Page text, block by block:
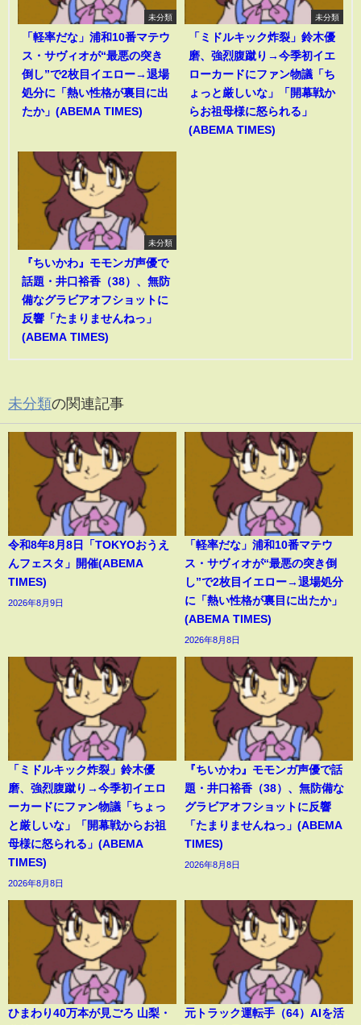
未分類
「軽率だな」浦和10番マテウ
ス・サヴィオが“最悪の突き
倒し”で2枚目イエロー→退場
処分に「熱い性格が裏目に出
たか」(ABEMA TIMES)
未分類
「ミドルキック炸裂」鈴木優
磨、強烈腹蹴り→今季初イエ
ローカードにファン物議「ち
ょっと厳しいな」「開幕戦か
らお祖母様に怒られる」
(ABEMA TIMES)
未分類
『ちいかわ』モモンガ声優で
話題・井口裕香（38）、無防
備なグラビアオフショットに
反響「たまりませんねっ」
(ABEMA TIMES)
未分類の関連記事
令和8年8月8日「TOKYOおうえ
んフェスタ」開催(ABEMA
TIMES)
2026年8月9日
「軽率だな」浦和10番マテウ
ス・サヴィオが“最悪の突き倒
し”で2枚目イエロー→退場処分
に「熱い性格が裏目に出たか」
(ABEMA TIMES)
2026年8月8日
「ミドルキック炸裂」鈴木優
磨、強烈腹蹴り→今季初イエロ
ーカードにファン物議「ちょっ
と厳しいな」「開幕戦からお祖
母様に怒られる」(ABEMA
TIMES)
2026年8月8日
『ちいかわ』モモンガ声優で話
題・井口裕香（38）、無防備な
グラビアオフショットに反響
「たまりませんねっ」(ABEMA
TIMES)
2026年8月8日
ひまわり40万本が見ごろ 山梨・
元トラック運転手（64）AIを活